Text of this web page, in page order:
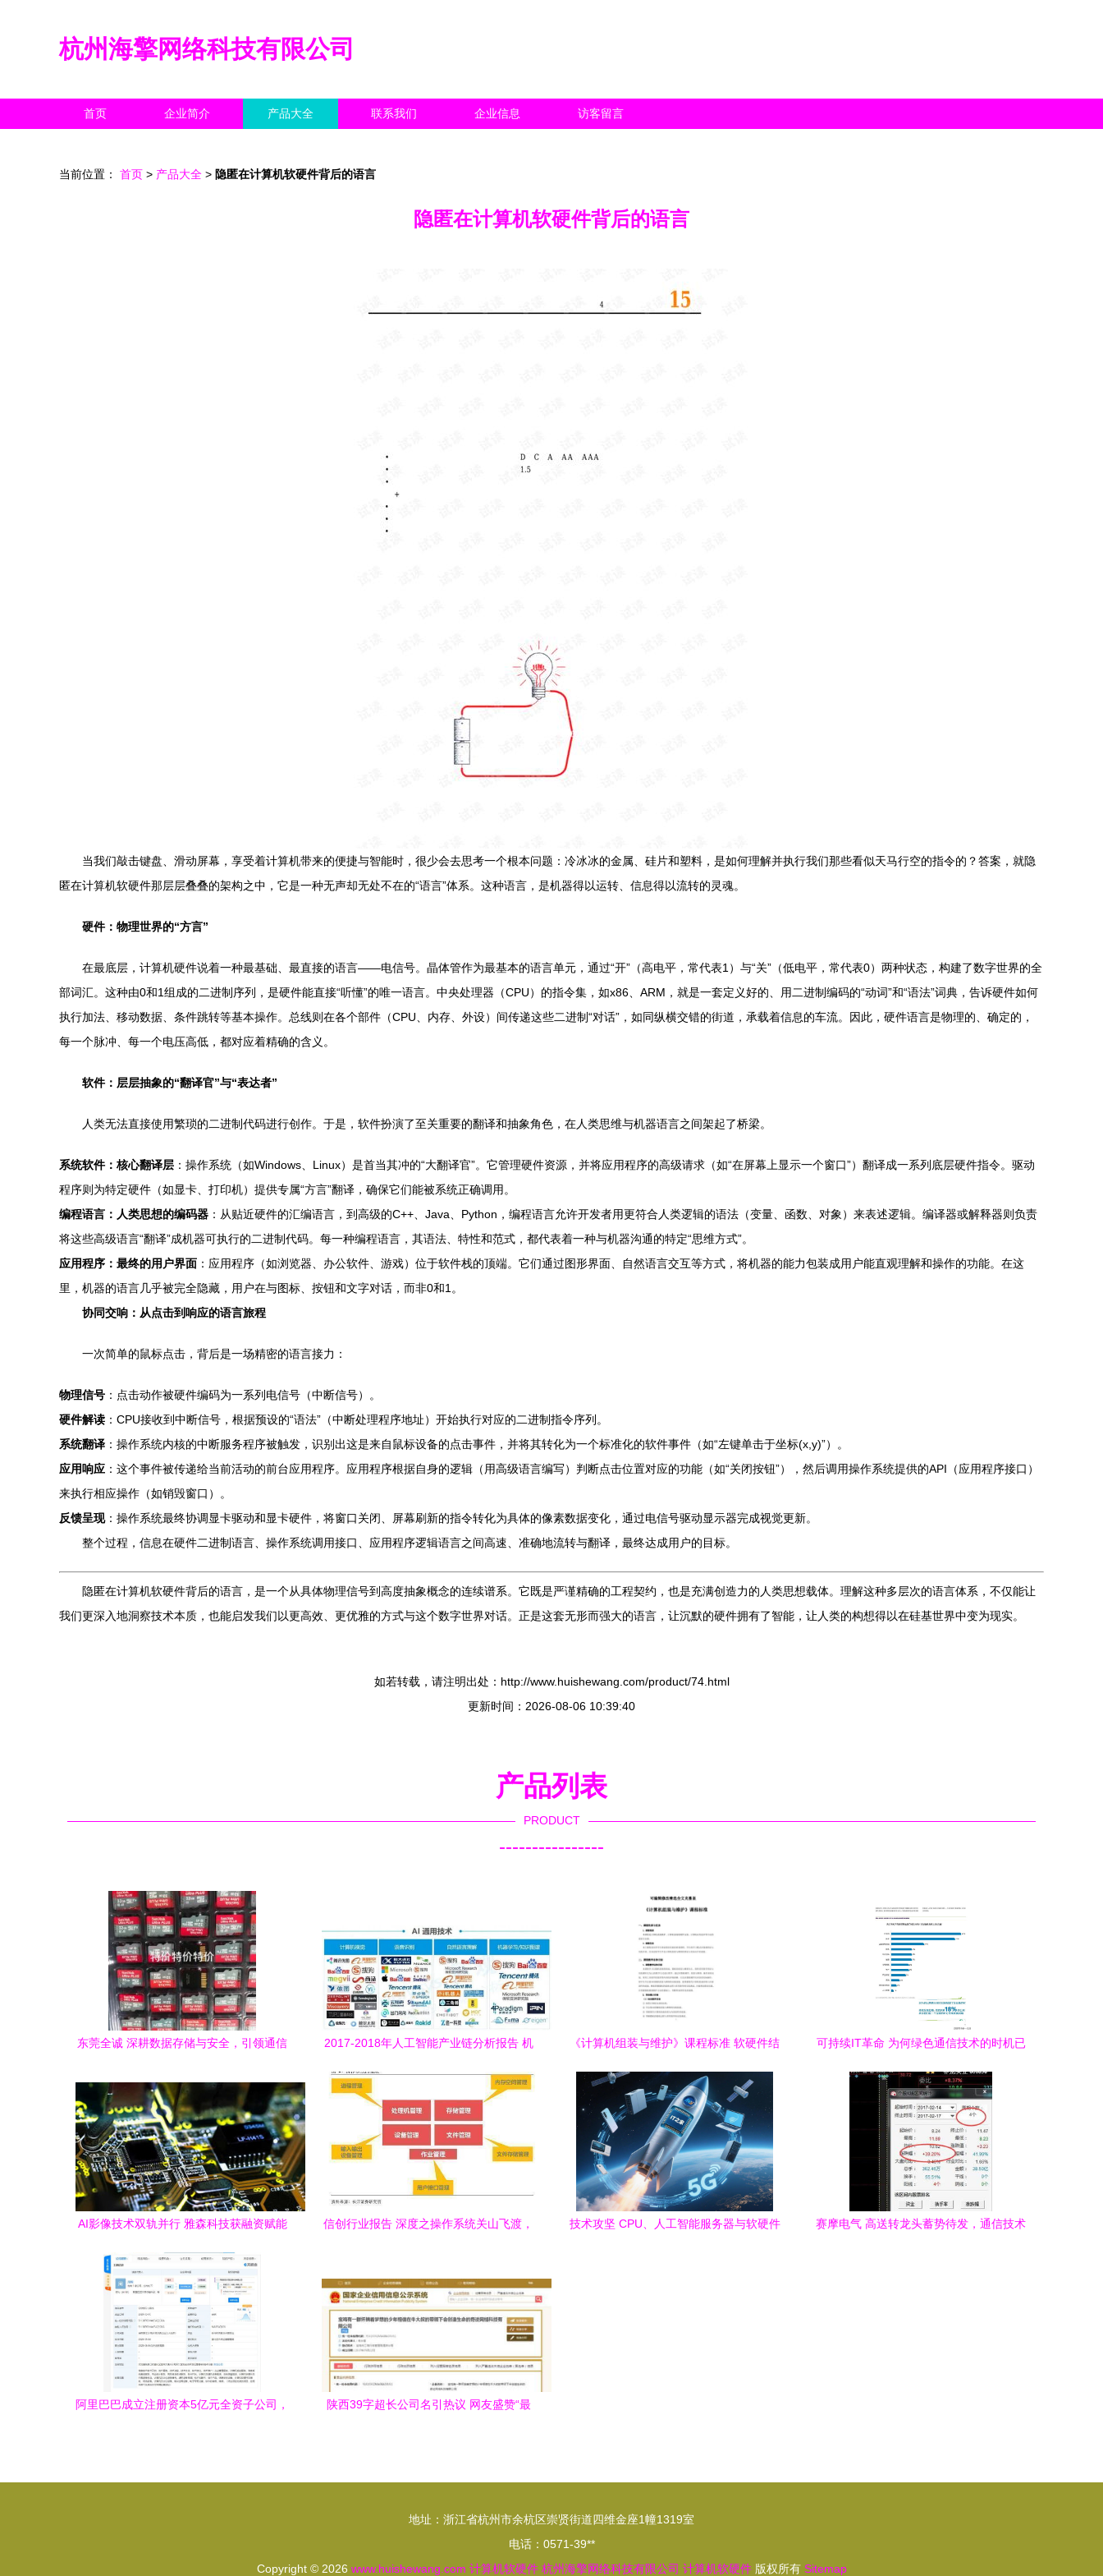
杭州海擎网络科技有限公司
首页 企业简介 产品大全 联系我们 企业信息 访客留言
当前位置： 首页 > 产品大全 > 隐匿在计算机软硬件背后的语言
隐匿在计算机软硬件背后的语言
当我们敲击键盘、滑动屏幕，享受着计算机带来的便捷与智能时，很少会去思考一个根本问题：冷冰冰的金属、硅片和塑料，是如何理解并执行我们那些看似天马行空的指令的？答案，就隐
匿在计算机软硬件那层层叠叠的架构之中，它是一种无声却无处不在的“语言”体系。这种语言，是机器得以运转、信息得以流转的灵魂。
硬件：物理世界的“方言”
在最底层，计算机硬件说着一种最基础、最直接的语言——电信号。晶体管作为最基本的语言单元，通过“开”（高电平，常代表1）与“关”（低电平，常代表0）两种状态，构建了数字世界的全
部词汇。这种由0和1组成的二进制序列，是硬件能直接“听懂”的唯一语言。中央处理器（CPU）的指令集，如x86、ARM，就是一套定义好的、用二进制编码的“动词”和“语法”词典，告诉硬件如何
执行加法、移动数据、条件跳转等基本操作。总线则在各个部件（CPU、内存、外设）间传递这些二进制“对话”，如同纵横交错的街道，承载着信息的车流。因此，硬件语言是物理的、确定的，
每一个脉冲、每一个电压高低，都对应着精确的含义。
软件：层层抽象的“翻译官”与“表达者”
人类无法直接使用繁琐的二进制代码进行创作。于是，软件扮演了至关重要的翻译和抽象角色，在人类思维与机器语言之间架起了桥梁。
系统软件：核心翻译层 ：操作系统（如Windows、Linux）是首当其冲的“大翻译官”。它管理硬件资源，并将应用程序的高级请求（如“在屏幕上显示一个窗口”）翻译成一系列底层硬件指令。驱动
程序则为特定硬件（如显卡、打印机）提供专属“方言”翻译，确保它们能被系统正确调用。
编程语言：人类思想的编码器 ：从贴近硬件的汇编语言，到高级的C++、Java、Python，编程语言允许开发者用更符合人类逻辑的语法（变量、函数、对象）来表述逻辑。编译器或解释器则负责
将这些高级语言“翻译”成机器可执行的二进制代码。每一种编程语言，其语法、特性和范式，都代表着一种与机器沟通的特定“思维方式”。
应用程序：最终的用户界面 ：应用程序（如浏览器、办公软件、游戏）位于软件栈的顶端。它们通过图形界面、自然语言交互等方式，将机器的能力包装成用户能直观理解和操作的功能。在这
里，机器的语言几乎被完全隐藏，用户在与图标、按钮和文字对话，而非0和1。
协同交响：从点击到响应的语言旅程
一次简单的鼠标点击，背后是一场精密的语言接力：
物理信号 ：点击动作被硬件编码为一系列电信号（中断信号）。
硬件解读 ：CPU接收到中断信号，根据预设的“语法”（中断处理程序地址）开始执行对应的二进制指令序列。
系统翻译 ：操作系统内核的中断服务程序被触发，识别出这是来自鼠标设备的点击事件，并将其转化为一个标准化的软件事件（如“左键单击于坐标(x,y)”）。
应用响应 ：这个事件被传递给当前活动的前台应用程序。应用程序根据自身的逻辑（用高级语言编写）判断点击位置对应的功能（如“关闭按钮”），然后调用操作系统提供的API（应用程序接口）
来执行相应操作（如销毁窗口）。
反馈呈现：操作系统最终协调显卡驱动和显卡硬件，将窗口关闭、屏幕刷新的指令转化为具体的像素数据变化，通过电信号驱动显示器完成视觉更新。
整个过程，信息在硬件二进制语言、操作系统调用接口、应用程序逻辑语言之间高速、准确地流转与翻译，最终达成用户的目标。
隐匿在计算机软硬件背后的语言，是一个从具体物理信号到高度抽象概念的连续谱系。它既是严谨精确的工程契约，也是充满创造力的人类思想载体。理解这种多层次的语言体系，不仅能让
我们更深入地洞察技术本质，也能启发我们以更高效、更优雅的方式与这个数字世界对话。正是这套无形而强大的语言，让沉默的硬件拥有了智能，让人类的构想得以在硅基世界中变为现实。
如若转载，请注明出处：http://www.huishewang.com/product/74.html
更新时间：2026-08-06 10:39:40
产品列表
PRODUCT
----------------
东莞全诚 深耕数据存储与安全，引领通信
2017-2018年人工智能产业链分析报告 机
《计算机组装与维护》课程标准 软硬件结
可持续IT革命 为何绿色通信技术的时机已
AI影像技术双轨并行 雅森科技获融资赋能
信创行业报告 深度之操作系统关山飞渡，
技术攻坚 CPU、人工智能服务器与软硬件
赛摩电气 高送转龙头蓄势待发，通信技术
阿里巴巴成立注册资本5亿元全资子公司，
陕西39字超长公司名引热议 网友盛赞“最
地址：浙江省杭州市余杭区崇贤街道四维金座1幢1319室
电话：0571-39**
Copyright © 2026 www.huishewang.com 计算机软硬件 杭州海擎网络科技有限公司 计算机软硬件版权所有 Sitemap